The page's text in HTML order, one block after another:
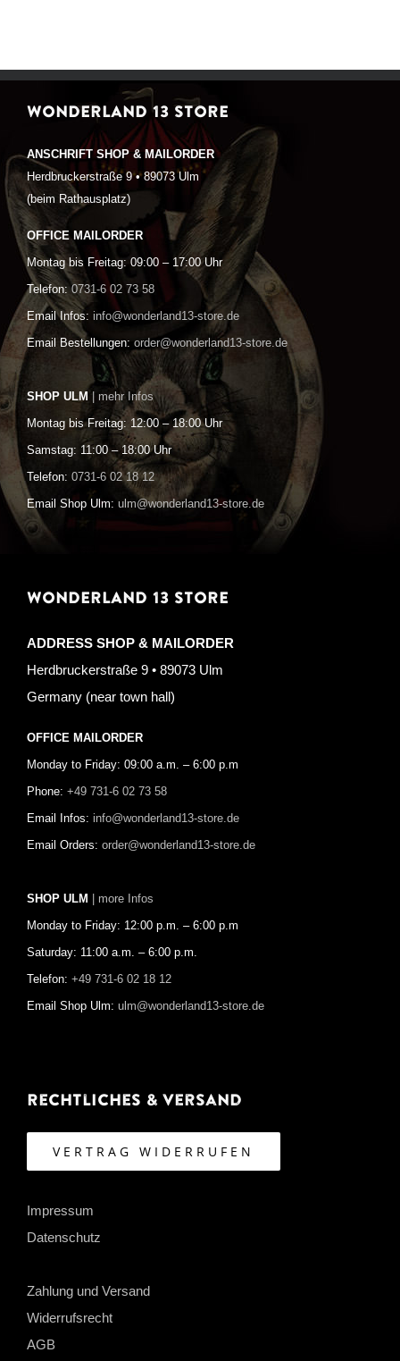
WONDERLAND 13 STORE
ANSCHRIFT SHOP & MAILORDER
Herdbruckerstraße 9 • 89073 Ulm
(beim Rathausplatz)
OFFICE MAILORDER
Montag bis Freitag: 09:00 – 17:00 Uhr
Telefon: 0731-6 02 73 58
Email Infos: info@wonderland13-store.de
Email Bestellungen: order@wonderland13-store.de
SHOP ULM | mehr Infos
Montag bis Freitag: 12:00 – 18:00 Uhr
Samstag: 11:00 – 18:00 Uhr
Telefon: 0731-6 02 18 12
Email Shop Ulm: ulm@wonderland13-store.de
WONDERLAND 13 STORE
ADDRESS SHOP & MAILORDER
Herdbruckerstraße 9 • 89073 Ulm
Germany (near town hall)
OFFICE MAILORDER
Monday to Friday: 09:00 a.m. – 6:00 p.m
Phone: +49 731-6 02 73 58
Email Infos: info@wonderland13-store.de
Email Orders: order@wonderland13-store.de
SHOP ULM | more Infos
Monday to Friday: 12:00 p.m. – 6:00 p.m
Saturday: 11:00 a.m. – 6:00 p.m.
Telefon: +49 731-6 02 18 12
Email Shop Ulm: ulm@wonderland13-store.de
Rechtliches & Versand
VERTRAG WIDERRUFEN
Impressum
Datenschutz
Zahlung und Versand
Widerrufsrecht
AGB